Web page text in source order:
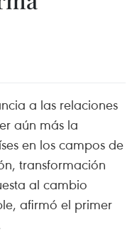
a las relaciones
aún más la
en los campos de
transformación
al cambio
afirmó el primer